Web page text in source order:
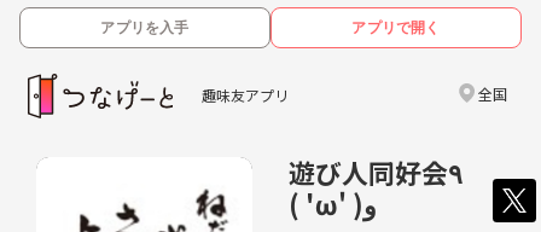
アプリを入手 アプリで開く
趣味友アプリ 全国
遊び人同好会٩
( 'ω' )و